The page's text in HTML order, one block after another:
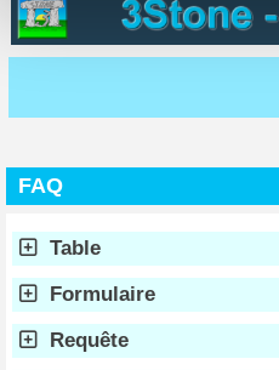
FAQ
Table
Formulaire
Requête